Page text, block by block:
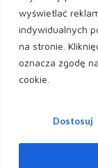
wyświetlać
indywidualnych
na stronie.
oznacza zgodę
cookie.
Dostosuj